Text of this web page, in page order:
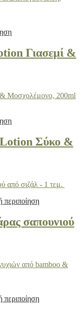
Γιασεμί &
Σύκο &
σαπουνιού